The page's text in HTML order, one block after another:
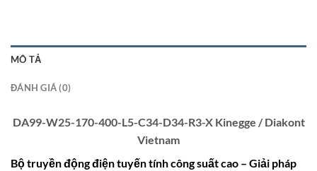
MÔ TẢ
ĐÁNH GIÁ (0)
DA99-W25-170-400-L5-C34-D34-R3-X Kinegge / Diakont
Vietnam
Bộ truyền động điện tuyến tính công suất cao – Giải pháp